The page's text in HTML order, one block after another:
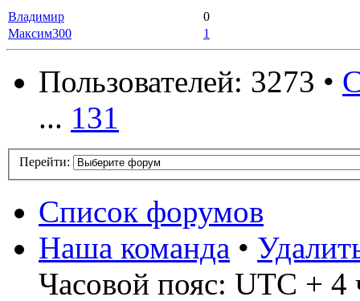
Владимир
0
Максим300
1
Пользователей: 3273 •
... 131
Перейти:
Список форумов
Наша команда •
Часовой пояс: UTC + 4